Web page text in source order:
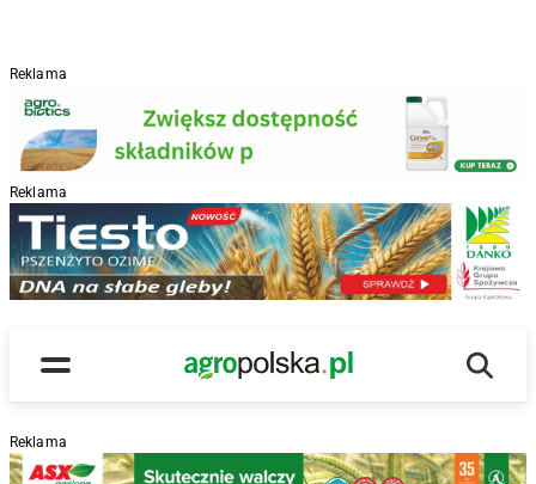
Reklama
Reklama
Menu
Main Logo
Reklama